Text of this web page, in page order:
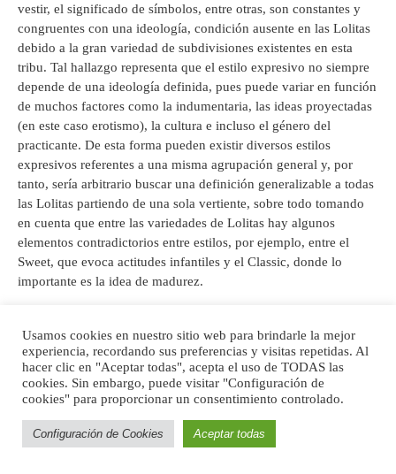
vestir, el significado de símbolos, entre otras, son constantes y
congruentes con una ideología, condición ausente en las Lolitas
debido a la gran variedad de subdivisiones existentes en esta
tribu. Tal hallazgo representa que el estilo expresivo no siempre
depende de una ideología definida, pues puede variar en función
de muchos factores como la indumentaria, las ideas proyectadas
(en este caso erotismo), la cultura e incluso el género del
practicante. De esta forma pueden existir diversos estilos
expresivos referentes a una misma agrupación general y, por
tanto, sería arbitrario buscar una definición generalizable a todas
las Lolitas partiendo de una sola vertiente, sobre todo tomando
en cuenta que entre las variedades de Lolitas hay algunos
elementos contradictorios entre estilos, por ejemplo, entre el
Sweet, que evoca actitudes infantiles y el Classic, donde lo
importante es la idea de madurez.
tendencia de las Lolitas a comentar que la forma de vivir dentro
del Lolita varía entre personas, y que no hay una forma definida
y universal de caracterizarse como Lolita, ya que se involucran
muchos aspectos de indumentaria y comportamentales en
aspectos que incorpore cada uno y de lo que ella misma
Usamos cookies en nuestro sitio web para brindarle la mejor
experiencia, recordando sus preferencias y visitas repetidas. Al
hacer clic en "Aceptar todas", acepta el uso de TODAS las
cookies. Sin embargo, puede visitar "Configuración de
cookies" para proporcionar un consentimiento controlado.
Configuración de Cookies Aceptar todas